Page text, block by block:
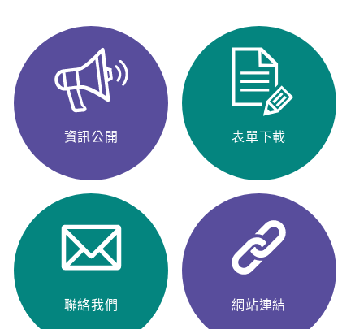
資訊公開 表單下載
聯絡我們 網站連結